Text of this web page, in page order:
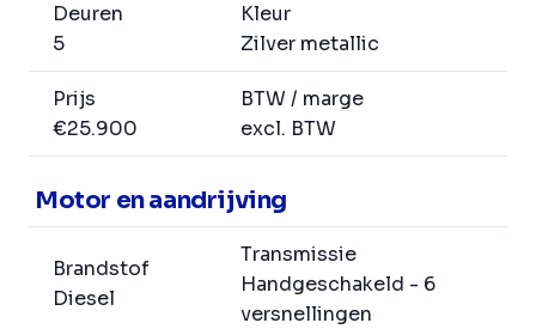
Deuren
5
Kleur
Zilver metallic
Prijs
€25.900
BTW / marge
excl. BTW
Motor en aandrijving
Brandstof
Diesel
Transmissie
Handgeschakeld - 6
versnellingen